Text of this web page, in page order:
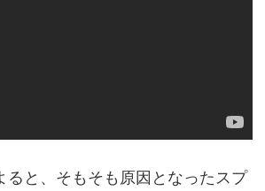
ると、そもそも原因となったスプ